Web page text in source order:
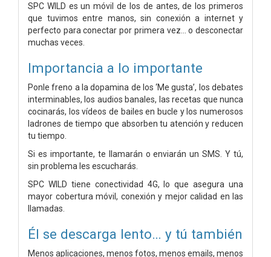
SPC WILD es un móvil de los de antes, de los primeros
que tuvimos entre manos, sin conexión a internet y
perfecto para conectar por primera vez… o desconectar
muchas veces.
Importancia a lo importante
Ponle freno a la dopamina de los ‘Me gusta’, los debates
interminables, los audios banales, las recetas que nunca
cocinarás, los vídeos de bailes en bucle y los numerosos
ladrones de tiempo que absorben tu atención y reducen
tu tiempo.
Si es importante, te llamarán o enviarán un SMS. Y tú,
sin problema les escucharás.
SPC WILD tiene conectividad 4G, lo que asegura una
mayor cobertura móvil, conexión y mejor calidad en las
llamadas.
Él se descarga lento… y tú también
Menos aplicaciones, menos fotos, menos emails, menos